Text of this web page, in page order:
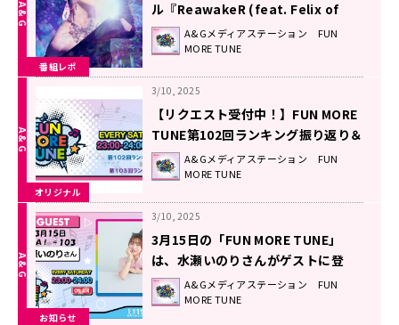
番組レポ
ル『ReawakeR (feat. Felix of
Stray Kids)』に込めた想い！
A&Gメディアステーション FUN
MORE TUNE
オリジナル
3/10, 2025
【リクエスト受付中！】FUN MORE
TUNE第102回ランキング振り返り＆
第103回 注目楽曲紹介
A&Gメディアステーション FUN
MORE TUNE
お知らせ
3/10, 2025
3月15日の「FUN MORE TUNE」
は、水瀬いのりさんがゲストに登
場！ A&Gメディアステーション FUN
MORE TUNE